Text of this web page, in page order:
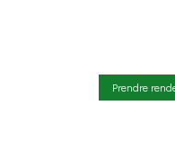
Prendre